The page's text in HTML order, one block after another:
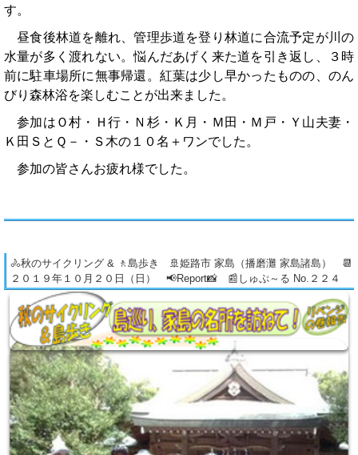
す。
昼食後林道を離れ、管理歩道を登り林道に合流予定が川の
水量が多く渡れない。悩んだあげく来た道を引き返し、３時
前に駐車場所に無事帰還。紅葉は少し早かったものの、のん
びり森林浴を楽しむことが出来ました。
参加はＯ村・Ｈ行・Ｎ杉・Ｋ月・Ｍ田・Ｍ戸・Ｙ山夫妻・
Ｋ田ＳとＱ－・Ｓ木の１０名＋ワンでした。
参加の皆さんお疲れ様でした。
🚴秋のサイクリング & 🚶島歩き 🚢姫路市 家島（播磨灘 家島諸島） 📆
２０１９年１０月２０日（日） 📢Report📸 📰しゅぷ～る No.２２４